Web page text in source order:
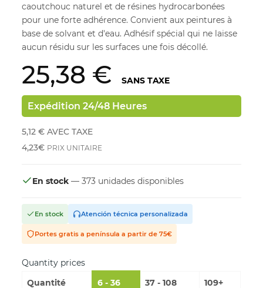
caoutchouc naturel et de résines hydrocarbonées
pour une forte adhérence. Convient aux peintures à
base de solvant et d'eau. Adhésif spécial qui ne laisse
aucun résidu sur les surfaces une fois décollé.
25,38 € SANS TAXE
Expédition 24/48 Heures
5,12 € AVEC TAXE
4,23€ PRIX UNITAIRE
En stock — 373 unidades disponibles
En stock Atención técnica personalizada
Portes gratis a península a partir de 75€
Quantity prices
Quantité
6 - 36 37 - 108 109+